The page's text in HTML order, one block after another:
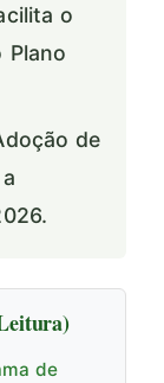
o
Plano
de
de